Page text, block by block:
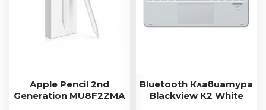
Apple Pencil 2nd
Generation MU8F2ZMA
Bluetooth Клавиатура
Blackview K2 White